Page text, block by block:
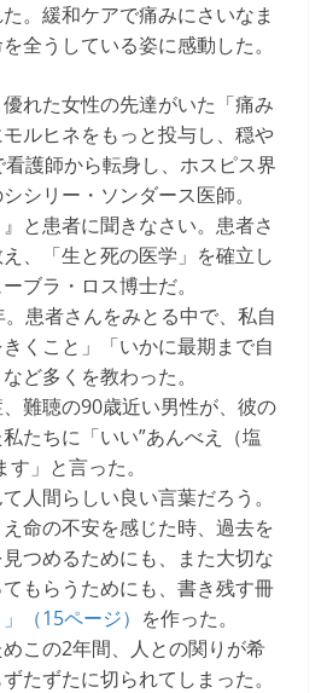
。緩和ケアで痛みにさいなま
全うしている姿に感動した。
れた女性の先達がいた「痛み
ルヒネをもっと投与し、穏や
護師から転身し、ホスピス界
シリー・ソンダース医師。
』と患者に聞きなさい。患者さ
、「生と死の医学」を確立し
ブラ・ロス博士だ。
患者さんをみとる中で、私自
くこと」「いかに最期まで自
ど多くを教わった。
難聴の90歳近い男性が、彼の
たちに「いい”あんべえ（塩
」と言った。
人間らしい良い言葉だろう。
命の不安を感じた時、過去を
つめるためにも、また大切な
もらうためにも、書き残す冊
（15ページ） を作った。
この2年間、人との関りが希
たずたに切られてしまった。